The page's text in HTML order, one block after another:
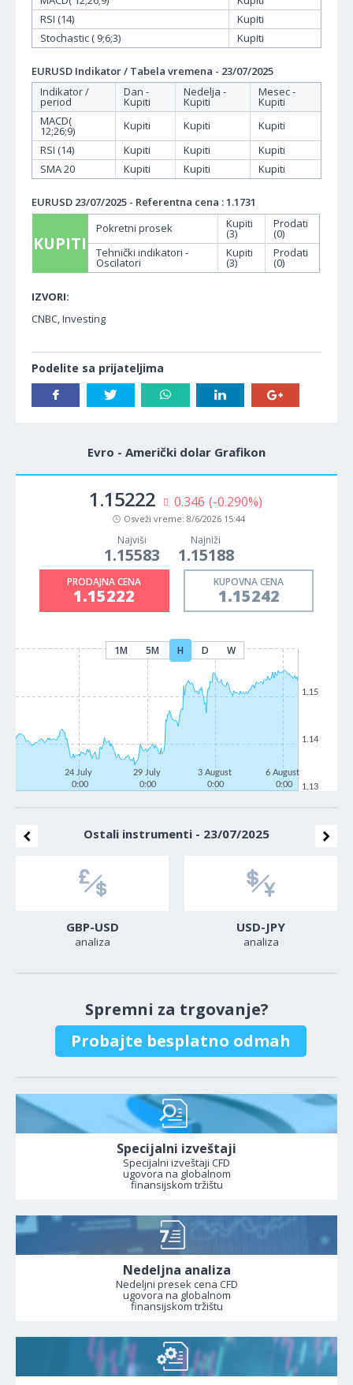
RSI (14)
Kupiti
Stochastic ( 9;6;3)
Kupiti
EURUSD Indikator / Tabela vremena - 23/07/2025
Indikator /
period
Dan -
Kupiti
Nedelja -
Kupiti
Mesec -
Kupiti
MACD(
12;26;9) Kupiti Kupiti
Kupiti
RSI (14)
Kupiti Kupiti
Kupiti
SMA 20
Kupiti Kupiti Kupiti
EURUSD 23/07/2025 - Referentna cena : 1.1731
KUPITI
Pokretni prosek Kupiti
(3)
Prodati
(0)
Tehnički indikatori -
Oscilatori
Kupiti
(3)
Prodati
(0)
IZVORI:
CNBC, Investing
Podelite sa prijateljima
Evro - Američki dolar Grafikon
1.15222 0.346 (-0.290%)
Osveži vreme: 8/6/2026 15:44
Najviši
1.15583
Najniži
1.15188
PRODAJNA CENA
1.15222
KUPOVNA CENA
1.15242
1M 5M H D W
24 July
0:00
29 July
0:00
3 August
0:00
6 August
0:00
1.13
1.14
1.15
Ostali instrumenti - 23/07/2025
GBP-USD
analiza
USD-JPY
analiza
Spremni za trgovanje?
Probajte besplatno odmah
Specijalni izveštaji
Specijalni izveštaji CFD
ugovora na globalnom
finansijskom tržištu
Nedeljna analiza
Nedeljni presek cena CFD
ugovora na globalnom
finansijskom tržištu